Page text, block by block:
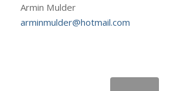
Armin Mulder
arminmulder@hotmail.com